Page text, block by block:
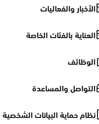
الأخبار والفعاليات
العناية بالفئات الخاصة
الوظائف
التواصل والمساعدة
نظام حماية البيانات الشخصية
عسير